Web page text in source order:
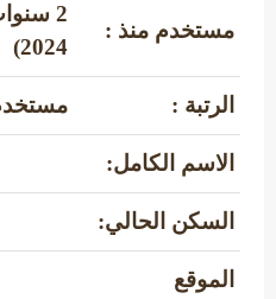
مستخدم منذ :
2024)
الرتبة :
الاسم الكامل:
السكن الحالي:
الموقع